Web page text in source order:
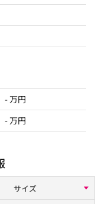
- 万円
- 万円
サイズ